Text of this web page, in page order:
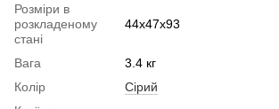
Розміри в
розкладеному
стані
44x47x93
Вага
3.4 кг
Колір
Сірий